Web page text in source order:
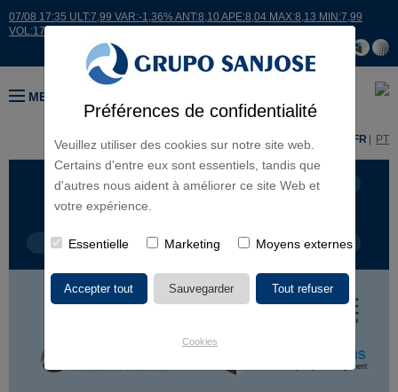
Préférences de confidentialité
Veuillez utiliser des cookies sur notre site web.
Certains d'entre eux sont essentiels, tandis que
d'autres nous aident à améliorer ce site Web et
votre expérience.
Essentielle Marketing Moyens externes
Cookies
07/08 17:35 ULT:7,99 VAR:-1,36% ANT:8,10 APE:8,04 MAX:8,13 MIN:7,99
VOL:17664
MENU
ES FR PT
LIGNES D'ACTIVITÉ CONTINENTS
TYPE DE PROJET NOM DU PROJET